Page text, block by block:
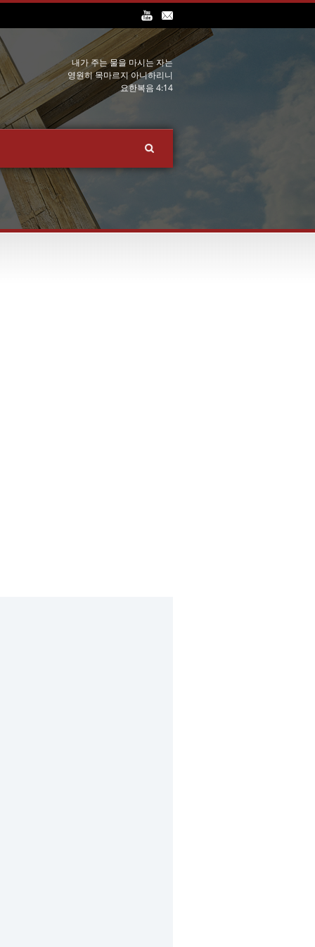
내가 주는 물을 마시는 자는
영원히 목마르지 아니하리니
요한복음 4:14